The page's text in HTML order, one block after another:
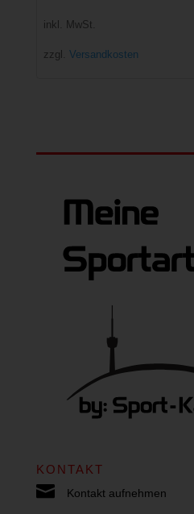
inkl. MwSt.
zzgl. Versandkosten
KONTAKT
 Kontakt aufnehmen